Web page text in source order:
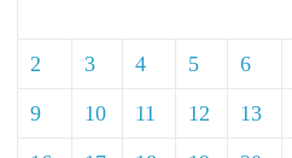
2 3 4 5 6
9 10 11 12 13